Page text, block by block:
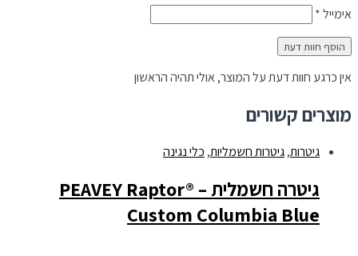
אימייל*
אין כרגע חוות דעת על המוצר, אולי תהיה הראשון
מוצרים קשורים
גיטרות,גיטרות חשמליות,כלי נגינה
גיטרה חשמלית – PEAVEY Raptor®
Custom Columbia Blue